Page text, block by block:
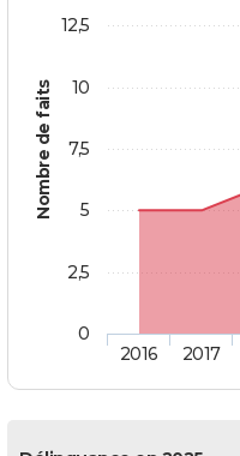
Nombre de faits
2016 2017
0
2,5
5
7,5
10
12,5